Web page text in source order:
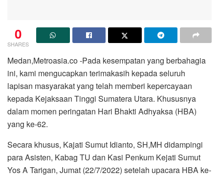
0
SHARES
Medan,Metroasia.co -Pada kesempatan yang berbahagia
ini, kami mengucapkan terimakasih kepada seluruh
lapisan masyarakat yang telah memberi kepercayaan
kepada Kejaksaan Tinggi Sumatera Utara. Khususnya
dalam momen peringatan Hari Bhakti Adhyaksa (HBA)
yang ke-62.
Secara khusus, Kajati Sumut Idianto, SH,MH didampingi
para Asisten, Kabag TU dan Kasi Penkum Kejati Sumut
Yos A Tarigan, Jumat (22/7/2022) setelah upacara HBA ke-